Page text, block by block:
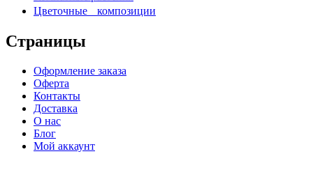
Цветочные композиции
Страницы
Оформление заказа
Оферта
Контакты
Доставка
О нас
Блог
Мой аккаунт